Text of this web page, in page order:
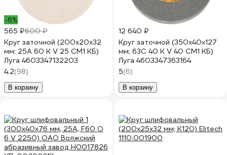
-6%
565 ₽600 ₽
Круг заточной (200х20х32
мм; 25А 60 K V 25 СМ1 КБ)
Луга 4603347132203
4.2(98)
В корзину
12 640 ₽
Круг заточной (350х40х127
мм; 63С 40 K V 40 СМ1 КБ)
Луга 4603347363164
5(6)
В корзину